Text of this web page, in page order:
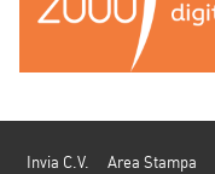
Invia C.V. Area Stampa